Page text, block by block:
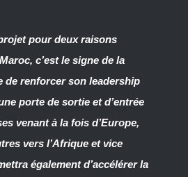
pour deux raisons
c’est le signe de la
de renforcer son leadership
porte de sortie et d’entrée
venant à la fois d’Europe,
vers l’Afrique et vice
également d’accélérer la